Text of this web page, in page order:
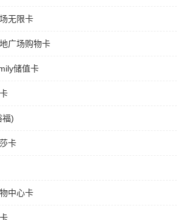
无限卡
广场购物卡
储值卡
福)
卡
中心卡